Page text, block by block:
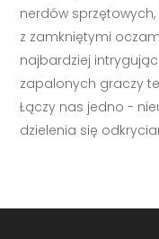
nerdów
z zamkniętymi
najbardziej
zapalonych graczy
Łączy nas jedno -
dzielenia się